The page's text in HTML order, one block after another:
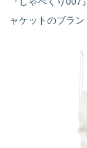
ャケットのブラン